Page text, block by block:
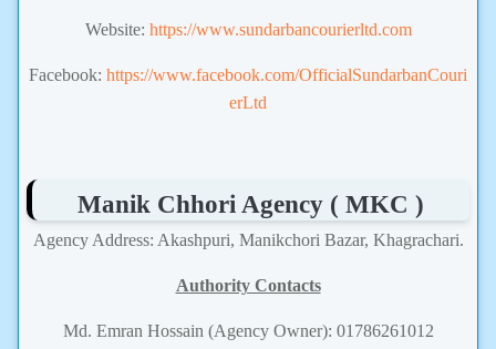
Website: https://www.sundarbancourierltd.com
Facebook: https://www.facebook.com/OfficialSundarbanCouri
erLtd
Manik Chhori Agency ( MKC )
Agency Address: Akashpuri, Manikchori Bazar, Khagrachari.
Authority Contacts
Md. Emran Hossain (Agency Owner): 01786261012